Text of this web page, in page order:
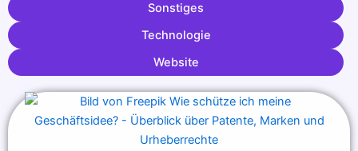
Sonstiges
Technologie
Website